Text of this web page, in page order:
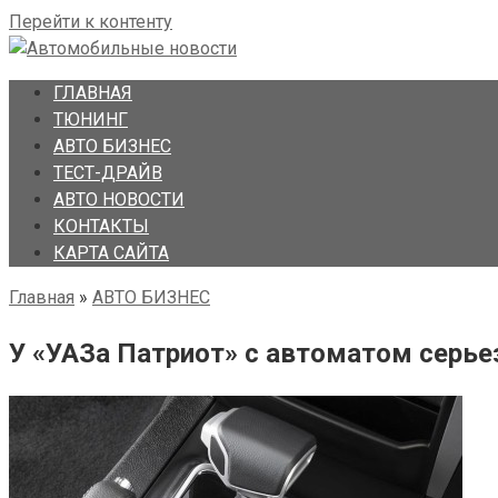
Перейти к контенту
ГЛАВНАЯ
ТЮНИНГ
АВТО БИЗНЕС
ТЕСТ-ДРАЙВ
АВТО НОВОСТИ
КОНТАКТЫ
КАРТА САЙТА
Главная » АВТО БИЗНЕС
У «УАЗа Патриот» с автоматом